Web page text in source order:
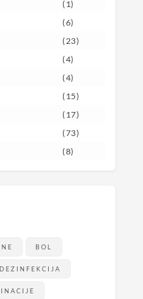
(1)
(6)
(23)
(4)
(4)
(15)
(17)
(73)
(8)
BOL
DEZINFEKCIJA